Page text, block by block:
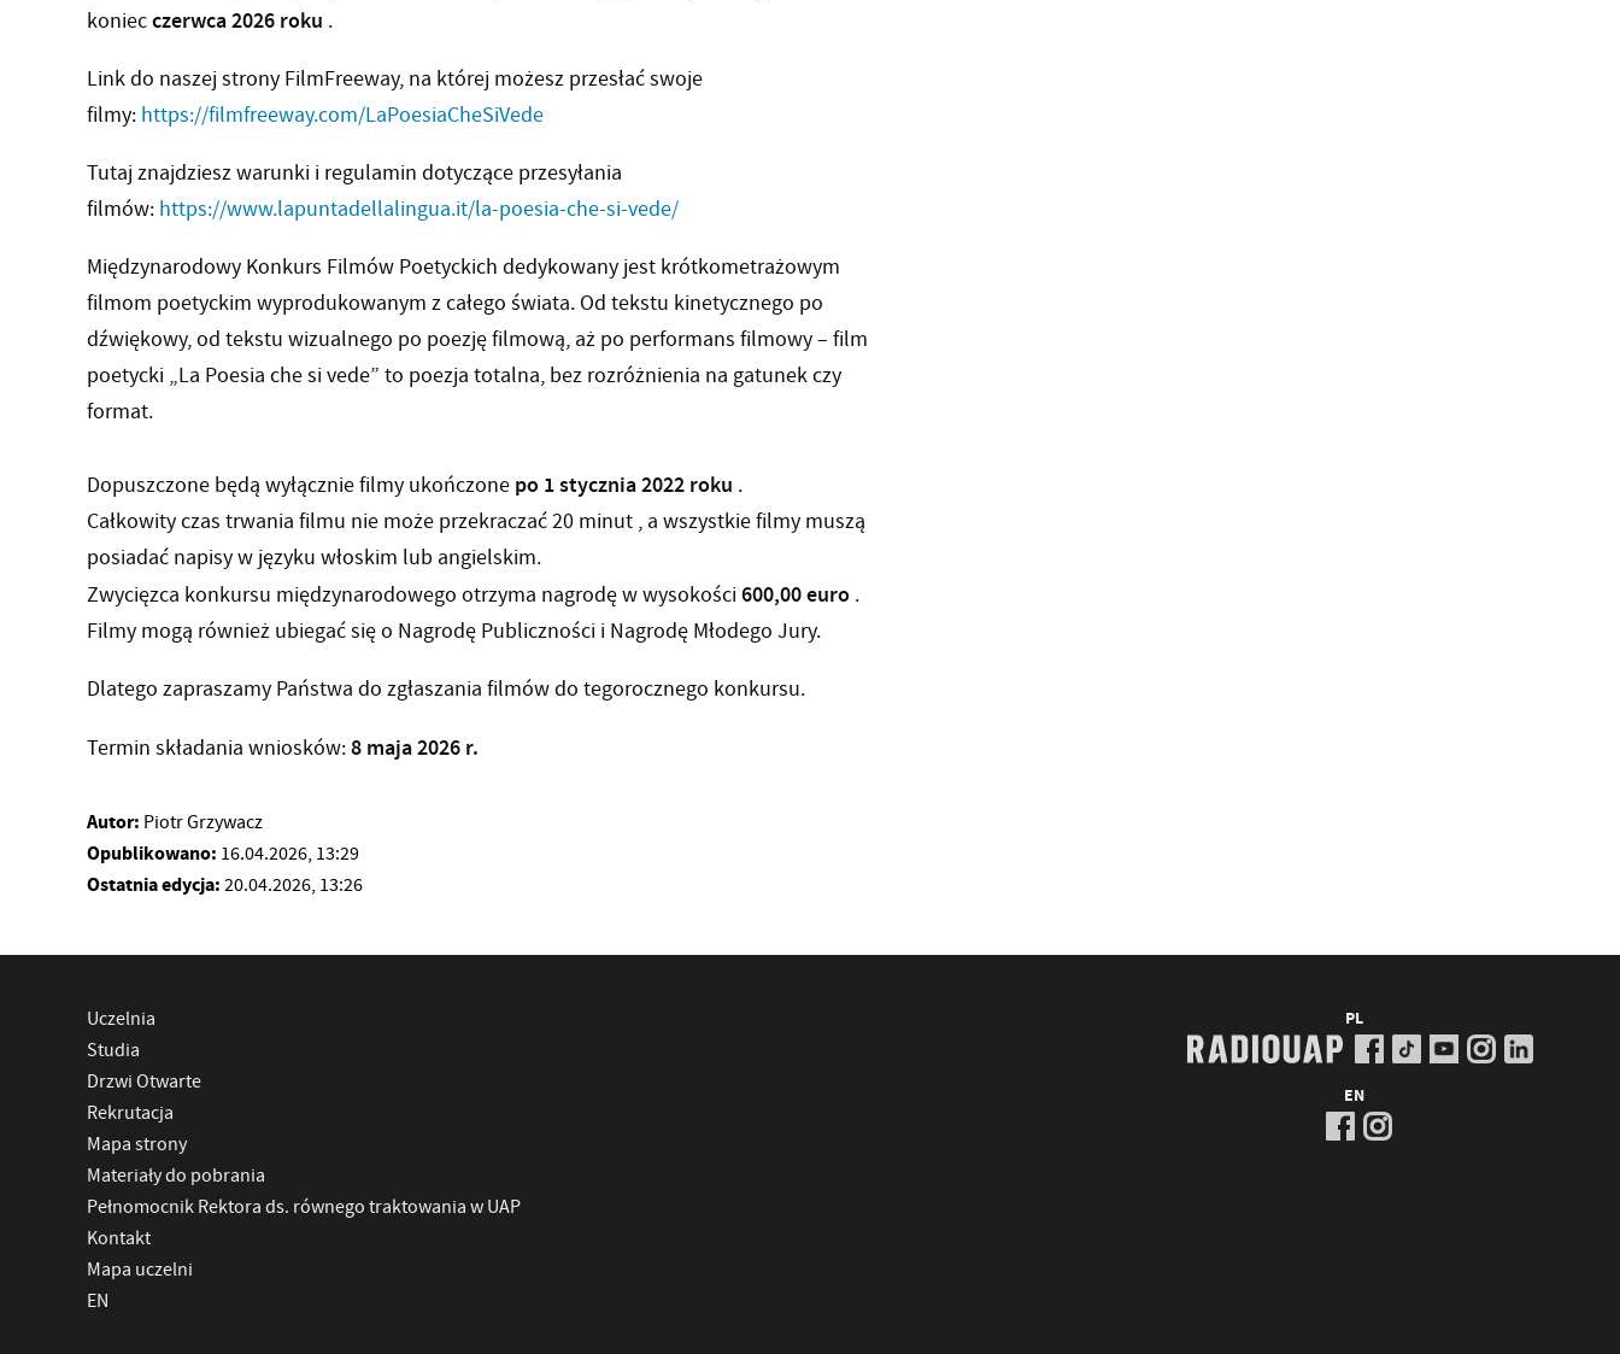
koniecczerwca 2026 roku .
Link do naszej strony FilmFreeway, na której możesz przesłać swoje
filmy: https://filmfreeway.com/LaPoesiaCheSiVede
Tutaj znajdziesz warunki i regulamin dotyczące przesyłania
filmów: https://www.lapuntadellalingua.it/la-poesia-che-si-vede/
Międzynarodowy Konkurs Filmów Poetyckich dedykowany jest krótkometrażowym
filmom poetyckim wyprodukowanym z całego świata. Od tekstu kinetycznego po
dźwiękowy, od tekstu wizualnego po poezję filmową, aż po performans filmowy – film
poetycki „La Poesia che si vede” to poezja totalna, bez rozróżnienia na gatunek czy
format.
Dopuszczone będą wyłącznie filmy ukończone po 1 stycznia 2022 roku .
Całkowity czas trwania filmu nie może przekraczać 20 minut , a wszystkie filmy muszą
posiadać napisy w języku włoskim lub angielskim.
Zwycięzca konkursu międzynarodowego otrzyma nagrodę w wysokości600,00 euro .
Filmy mogą również ubiegać się o Nagrodę Publiczności i Nagrodę Młodego Jury.
Dlatego zapraszamy Państwa do zgłaszania filmów do tegorocznego konkursu.
Termin składania wniosków:8 maja 2026 r.
Autor: Piotr Grzywacz
Opublikowano: 16.04.2026, 13:29
Ostatnia edycja: 20.04.2026, 13:26
Uczelnia
Studia
Drzwi Otwarte
Rekrutacja
Mapa strony
Materiały do pobrania
Pełnomocnik Rektora ds. równego traktowania w UAP
Kontakt
Mapa uczelni
EN
PL
EN